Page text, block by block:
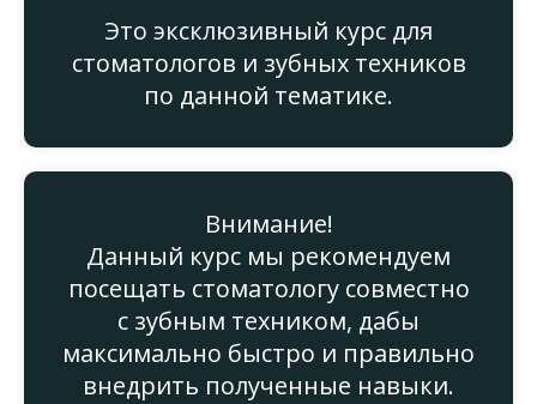
Это эксклюзивный курс для
стоматологов и зубных техников
по данной тематике.
Внимание!
Данный курс мы рекомендуем
посещать стоматологу совместно
с зубным техником, дабы
максимально быстро и правильно
внедрить полученные навыки.